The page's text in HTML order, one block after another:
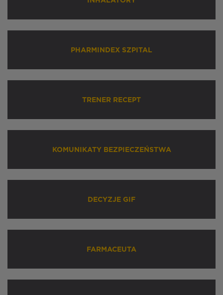
PHARMINDEX SZPITAL
TRENER RECEPT
KOMUNIKATY BEZPIECZEŃSTWA
DECYZJE GIF
FARMACEUTA